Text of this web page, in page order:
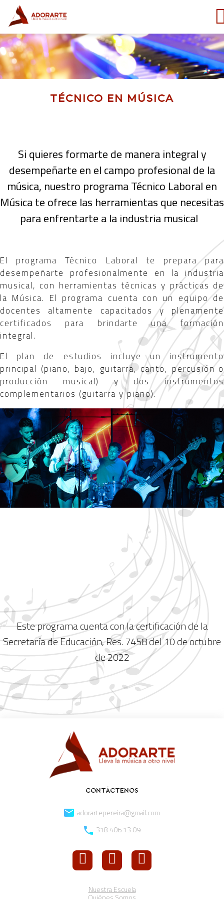
TÉCNICO EN MÚSICA
Si quieres formarte de manera integral y
desempeñarte en el campo profesional de la
música, nuestro programa Técnico Laboral en
Música te ofrece las herramientas que necesitas
para enfrentarte a la industria musical
El programa Técnico Laboral te prepara para
desempeñarte profesionalmente en la industria
musical, con herramientas técnicas y prácticas de
la Música. El programa cuenta con un equipo de
docentes altamente capacitados y plenamente
certificados para brindarte una formación
integral.
El plan de estudios incluye un instrumento
principal (piano, bajo, guitarra, canto, percusión o
producción musical) y dos instrumentos
complementarios (guitarra y piano).
Este programa cuenta con la certificación de la
Secretaría de Educación, Res. 7458 del 10 de octubre
de 2022
CONTÁCTENOS
adorartepereira@gmail.com
318 406 13 09
Nuestra Escuela